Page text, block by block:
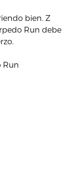
bien. Z
Run debe
Run